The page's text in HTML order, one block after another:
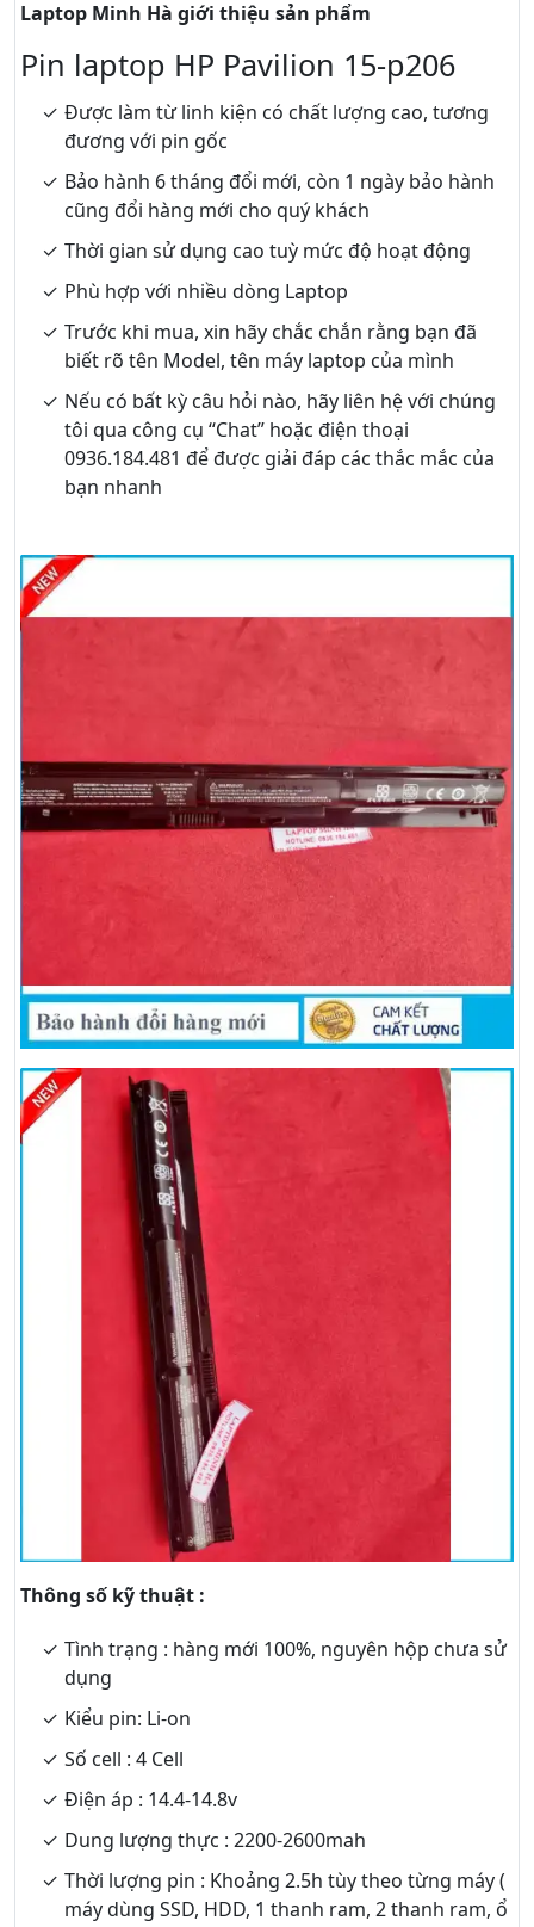
Laptop Minh Hà giới thiệu sản phẩm
Pin laptop HP Pavilion 15-p206
Được làm từ linh kiện có chất lượng cao, tương
đương với pin gốc
Bảo hành 6 tháng đổi mới, còn 1 ngày bảo hành
cũng đổi hàng mới cho quý khách
Thời gian sử dụng cao tuỳ mức độ hoạt động
Phù hợp với nhiều dòng Laptop
Trước khi mua, xin hãy chắc chắn rằng bạn đã
biết rõ tên Model, tên máy laptop của mình
Nếu có bất kỳ câu hỏi nào, hãy liên hệ với chúng
tôi qua công cụ “Chat” hoặc điện thoại
0936.184.481 để được giải đáp các thắc mắc của
bạn nhanh
Thông số kỹ thuật :
Tình trạng : hàng mới 100%, nguyên hộp chưa sử
dụng
Kiểu pin: Li-on
Số cell : 4 Cell
Điện áp : 14.4-14.8v
Dung lượng thực : 2200-2600mah
Thời lượng pin : Khoảng 2.5h tùy theo từng máy (
máy dùng SSD, HDD, 1 thanh ram, 2 thanh ram, ổ